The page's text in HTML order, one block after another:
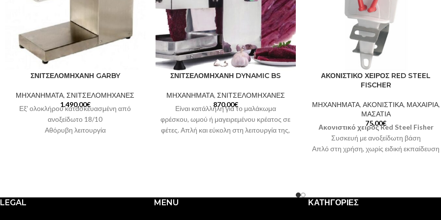
ΣΝΙΤΣΕΛΟΜΗΧΑΝΗ GARBY
ΜΗΧΑΝΗΜΑΤΑ,ΣΝΙΤΣΕΛΟΜΗΧΑΝΕΣ
1.490,00€
Εξ' ολοκλήρου κατασκευασμένη από
ανοξείδωτο 18/10
Αθόρυβη λειτουργία
Διακόπτη έκτακτης ανάγκης για άμεσο
ΣΝΙΤΣΕΛΟΜΗΧΑΝΗ DYNAMIC BS
ΜΗΧΑΝΗΜΑΤΑ, ΣΝΙΤΣΕΛΟΜΗΧΑΝΕΣ
870,00€
Είναι κατάλληλη για το μαλάκωμα
φρέσκου, ωμού ή μαγειρεμένου κρέατος σε
φέτες. Απλή και εύκολη στη λειτουργία της,
ΑΚΟΝΙΣΤΙΚΟ ΧΕΙΡΟΣ RED STEEL
FISCHER
ΜΗΧΑΝΗΜΑΤΑ, ΑΚΟΝΙΣΤΙΚΑ, ΜΑΧΑΙΡΙΑ,
ΜΑΣΑΤΙΑ
75,00€
Ακονιστικό χειρός Red Steel Fisher
Συσκευή με ανοξείδωτη βάση
Απλό στη χρήση, χωρίς ειδική εκπαίδευση
LEGAL MENU ΚΑΤΗΓΟΡΙΕΣ